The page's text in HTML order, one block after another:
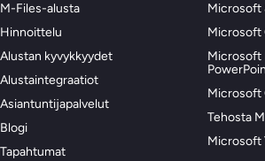
M-Files-alusta
Hinnoittelu
Alustan kyvykkyydet
Alustaintegraatiot
Asiantuntijapalvelut
Blogi
Tapahtumat
Microsoft
Microsoft
Microsoft
Microsoft
Tehosta
Microsoft